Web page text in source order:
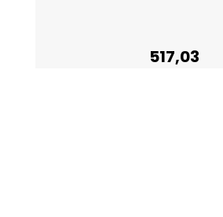
517,03